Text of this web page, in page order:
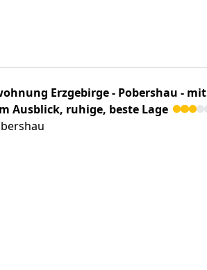
Erzgebirge - Pobershau - mit
Ausblick, ruhige, beste Lage